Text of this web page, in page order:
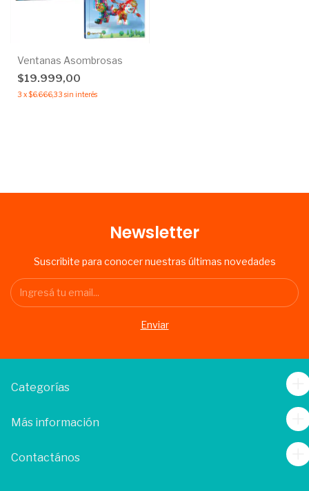
Ventanas Asombrosas
$19.999,00
3 x$6.666,33 sin interés
Newsletter
Suscribite para conocer nuestras últimas novedades
Categorías
Más información
Contactános